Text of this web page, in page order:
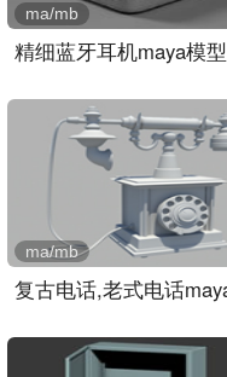
精细蓝牙耳机maya模型
ma/mb
ma/mb